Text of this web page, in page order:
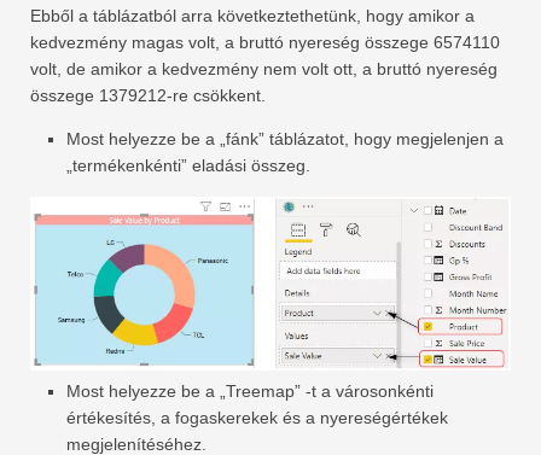
Ebből a táblázatból arra következtethetünk, hogy amikor a
kedvezmény magas volt, a bruttó nyereség összege 6574110
volt, de amikor a kedvezmény nem volt ott, a bruttó nyereség
összege 1379212-re csökkent.
Most helyezze be a „fánk” táblázatot, hogy megjelenjen a
„termékenkénti” eladási összeg.
Most helyezze be a „Treemap” -t a városonkénti
értékesítés, a fogaskerekek és a nyereségértékek
megjelenítéséhez.